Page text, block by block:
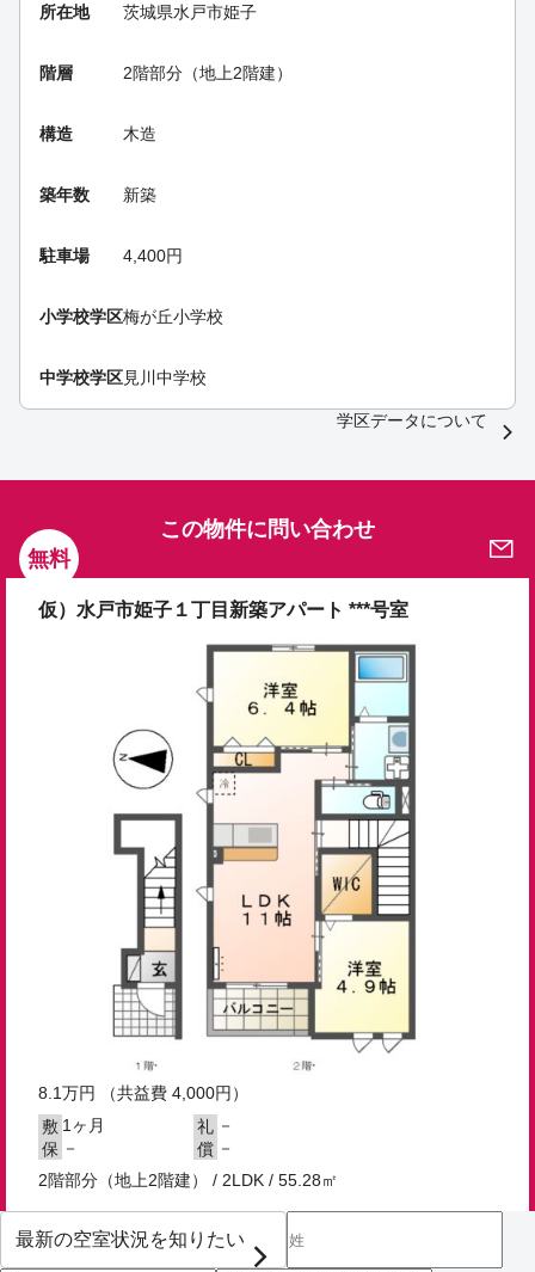
所在地 茨城県水戸市姫子
階層 2階部分（地上2階建）
構造 木造
築年数 新築
駐車場 4,400円
小学校学区梅が丘小学校
中学校学区見川中学校
学区データについて
無料
この物件に問い合わせ
仮）水戸市姫子１丁目新築アパート ***号室
8.1万円
（共益費 4,000円）
敷 1ヶ月 礼 －
保 － 償 －
2階部分（地上2階建） / 2LDK / 55.28㎡